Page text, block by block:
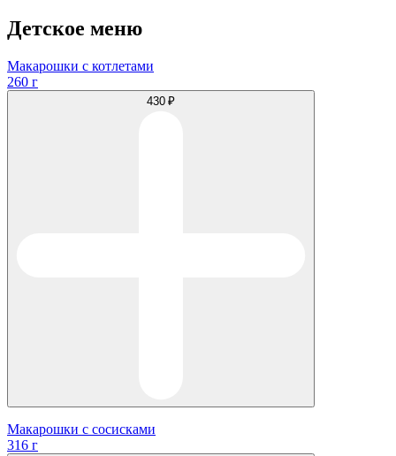
Детское меню
Макарошки с котлетами
260 г
430 ₽
Макарошки с сосисками
316 г